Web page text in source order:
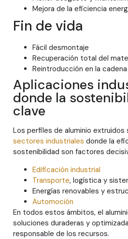
Mejora de la eficiencia
Fin de vida
Fácil desmontaje
Recuperación total del
Reintroducción en la
Aplicaciones
donde la
clave
Los perfiles de aluminio extruidos
sectores industriales donde la
sostenibilidad son factores
Edificación industrial
Transporte, logística y
Energías renovables y
Automoción
En todos estos ámbitos, el
soluciones duraderas y
responsable de los recursos.